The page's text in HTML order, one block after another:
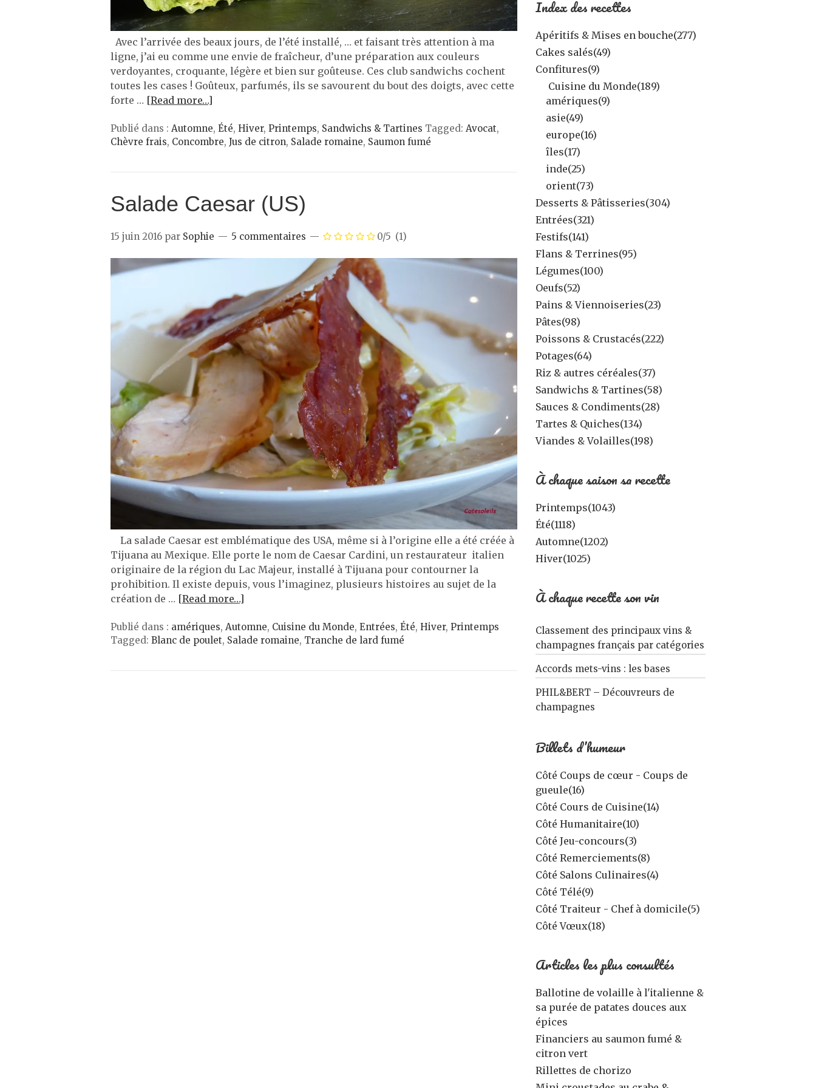
Avec l’arrivée des beaux jours, de l’été installé, … et faisant très attention à ma
ligne, j’ai eu comme une envie de fraîcheur, d’une préparation aux couleurs
verdoyantes, croquante, légère et bien sur goûteuse. Ces club sandwichs cochent
toutes les cases ! Goûteux, parfumés, ils se savourent du bout des doigts, avec cette
forte … [Read more…]
Publié dans : Automne, Été, Hiver, Printemps, Sandwichs & Tartines Tagged: Avocat,
Chèvre frais, Concombre, Jus de citron, Salade romaine, Saumon fumé
Salade Caesar (US)
15 juin 2016 par Sophie 5 commentaires 0/5 (1)
La salade Caesar est emblématique des USA, même si à l’origine elle a été créée à
Tijuana au Mexique. Elle porte le nom de Caesar Cardini, un restaurateur italien
originaire de la région du Lac Majeur, installé à Tijuana pour contourner la
prohibition. Il existe depuis, vous l’imaginez, plusieurs histoires au sujet de la
création de … [Read more…]
Publié dans : amériques, Automne, Cuisine du Monde, Entrées, Été, Hiver, Printemps
Tagged: Blanc de poulet, Salade romaine, Tranche de lard fumé
Index des recettes
Apéritifs & Mises en bouche(277)
Cakes salés(49)
Confitures(9)
Cuisine du Monde(189)
amériques(9)
asie(49)
europe(16)
îles(17)
inde(25)
orient(73)
Desserts & Pâtisseries(304)
Entrées(321)
Festifs(141)
Flans & Terrines(95)
Légumes(100)
Oeufs(52)
Pains & Viennoiseries(23)
Pâtes(98)
Poissons & Crustacés(222)
Potages(64)
Riz & autres céréales(37)
Sandwichs & Tartines(58)
Sauces & Condiments(28)
Tartes & Quiches(134)
Viandes & Volailles(198)
À chaque saison sa recette
Printemps(1043)
Été(1118)
Automne(1202)
Hiver(1025)
À chaque recette son vin
Classement des principaux vins &
champagnes français par catégories
Accords mets-vins : les bases
PHIL&BERT – Découvreurs de
champagnes
Billets d’humeur
Côté Coups de cœur - Coups de
gueule(16)
Côté Cours de Cuisine(14)
Côté Humanitaire(10)
Côté Jeu-concours(3)
Côté Remerciements(8)
Côté Salons Culinaires(4)
Côté Télé(9)
Côté Traiteur - Chef à domicile(5)
Côté Vœux(18)
Articles les plus consultés
Ballotine de volaille à l'italienne &
sa purée de patates douces aux
épices
Financiers au saumon fumé &
citron vert
Rillettes de chorizo